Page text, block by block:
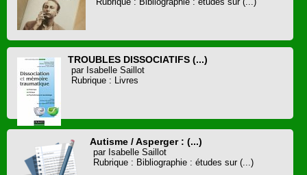
TROUBLES DISSOCIATIFS (...)
par Isabelle Saillot
Rubrique : Livres
Autisme / Asperger : (...)
par Isabelle Saillot
Rubrique : Bibliographie : études sur (...)